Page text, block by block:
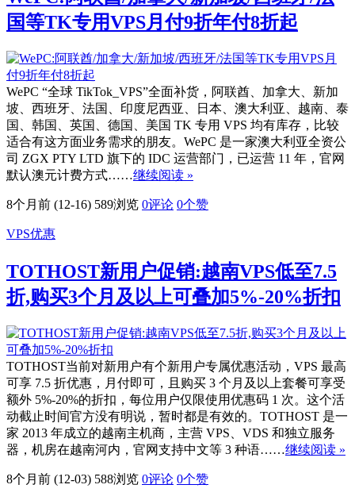
国等TK专用VPS月付9折年付8折起
WePC “全球 TikTok_VPS”全面补货，阿联酋、加拿大、新加
坡、西班牙、法国、印度尼西亚、日本、澳大利亚、越南、泰
国、韩国、英国、德国、美国 TK 专用 VPS 均有库存，比较
适合有这方面业务需求的朋友。WePC 是一家澳大利亚全资公
司 ZGX PTY LTD 旗下的 IDC 运营部门，已运营 11 年，官网
默认澳元计费方式……继续阅读 »
8个月前 (12-16) 589浏览 0评论 0个赞
VPS优惠
TOTHOST新用户促销:越南VPS低至7.5
折,购买3个月及以上可叠加5%-20%折扣
TOTHOST当前对新用户有个新用户专属优惠活动，VPS 最高
可享 7.5 折优惠，月付即可，且购买 3 个月及以上套餐可享受
额外 5%-20%的折扣，每位用户仅限使用优惠码 1 次。这个活
动截止时间官方没有明说，暂时都是有效的。TOTHOST 是一
家 2013 年成立的越南主机商，主营 VPS、VDS 和独立服务
器，机房在越南河内，官网支持中文等 3 种语……继续阅读 »
8个月前 (12-03) 588浏览 0评论 0个赞